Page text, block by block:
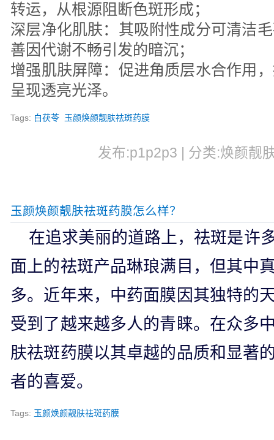
转运，从根源阻断色斑形成；
深层净化肌肤：其吸附性成分可清洁
善因代谢不畅引发的暗沉；
增强肌肤屏障：促进角质层水合作用
呈现透亮光泽。
Tags: 白茯苓 玉颜焕颜靓肤祛斑药膜
发布:p1p2p3 | 分类:焕颜靓
玉颜焕颜靓肤祛斑药膜怎么样？
在追求美丽的道路上，祛斑是许
面上的祛斑产品琳琅满目，但其中
多。近年来，中药面膜因其独特的
受到了越来越多人的青睐。在众多
肤祛斑药膜以其卓越的品质和显著
者的喜爱。
Tags: 玉颜焕颜靓肤祛斑药膜